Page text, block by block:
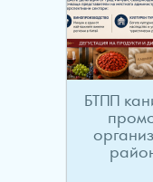
БТПП